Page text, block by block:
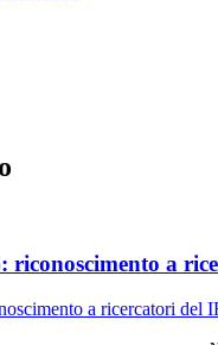
riconoscimento a